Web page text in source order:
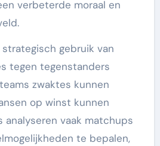
verbeterde moraal en
gebruik van
tegen tegenstanders
zwaktes kunnen
op winst kunnen
analyseren vaak matchups
te bepalen,